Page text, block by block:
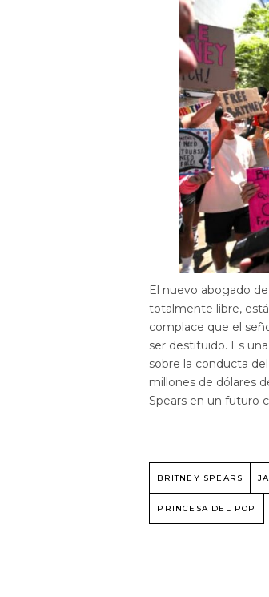
El nuevo abogado
totalmente libre,
complace que el
ser destituido. Es
sobre la conducta
millones de dólares
Spears en un futuro
BRITNEY SPEARS
PRINCESA DEL POP